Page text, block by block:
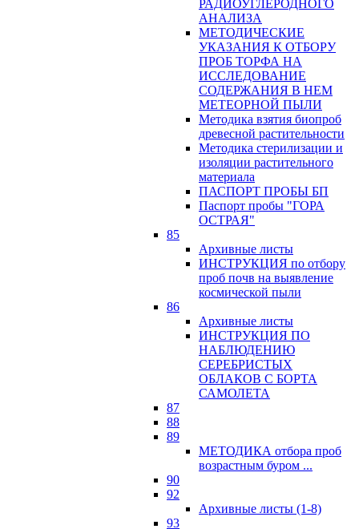
РАДИОУГЛЕРОДНОГО
АНАЛИЗА
МЕТОДИЧЕСКИЕ
УКАЗАНИЯ К ОТБОРУ
ПРОБ ТОРФА НА
ИССЛЕДОВАНИЕ
СОДЕРЖАНИЯ В НЕМ
МЕТЕОРНОЙ ПЫЛИ
Методика взятия биопроб
древесной растительности
Методика стерилизации и
изоляции растительного
материала
ПАСПОРТ ПРОБЫ БП
Паспорт пробы "ГОРА
ОСТРАЯ"
85
Архивные листы
ИНСТРУКЦИЯ по отбору
проб почв на выявление
космической пыли
86
Архивные листы
ИНСТРУКЦИЯ ПО
НАБЛЮДЕНИЮ
СЕРЕБРИСТЫХ
ОБЛАКОВ С БОРТА
САМОЛЕТА
87
88
89
МЕТОДИКА отбора проб
возрастным буром ...
90
92
Архивные листы (1-8)
93